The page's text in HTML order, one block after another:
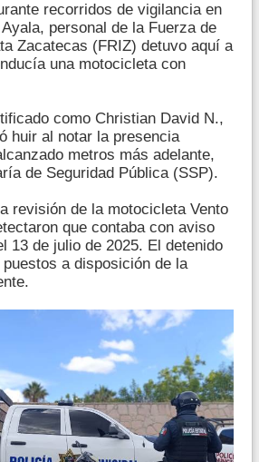
recorridos de vigilancia en
personal de la Fuerza de
Zacatecas (FRIZ) detuvo aquí a
una motocicleta con
como Christian David N.,
huir al notar la presencia
metros más adelante,
de Seguridad Pública (SSP).
revisión de la motocicleta Vento
que contaba con aviso
13 de julio de 2025. El detenido
a disposición de la